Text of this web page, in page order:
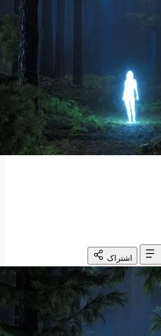
اشتراک